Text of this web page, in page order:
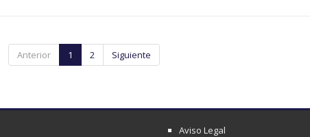
Anterior 1 2 Siguiente
Aviso Legal